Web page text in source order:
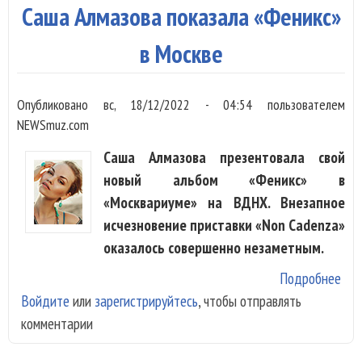
Саша Алмазова показала «Феникс»
в Москве
Опубликовано вс, 18/12/2022 - 04:54 пользователем
NEWSmuz.com
Саша Алмазова презентовала свой
новый альбом «Феникс» в
«Москвариуме» на ВДНХ. Внезапное
исчезновение приставки «Non Cadenza»
оказалось совершенно незаметным.
Подробнее
Войдите или зарегистрируйтесь, чтобы отправлять
комментарии